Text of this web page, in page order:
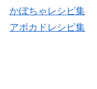
かぼちゃレシピ集
アボカドレシピ集